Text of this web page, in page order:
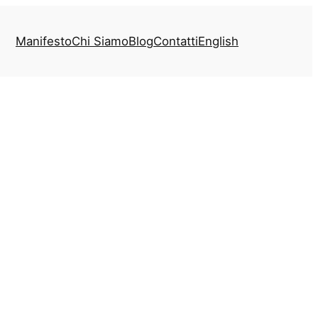
ManifestoChi SiamoBlogContattiEnglish